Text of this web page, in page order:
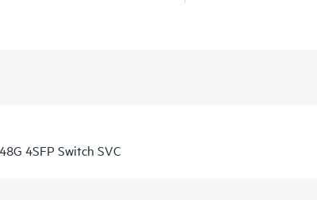
4SFP Switch SVC